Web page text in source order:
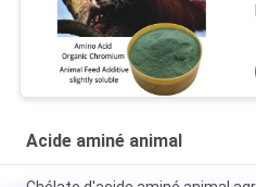
Acide aminé animal